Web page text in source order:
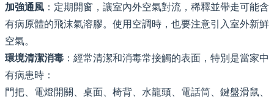
加強通風 ：定期開窗，讓室內外空氣對流，稀釋並帶走可能含
有病原體的飛沫氣溶膠。使用空調時，也要注意引入室外新鮮
空氣。
環境清潔消毒 ：經常清潔和消毒常接觸的表面，特別是當家中
有病患時：
門把、電燈開關、桌面、椅背、水龍頭、電話筒、鍵盤滑鼠、